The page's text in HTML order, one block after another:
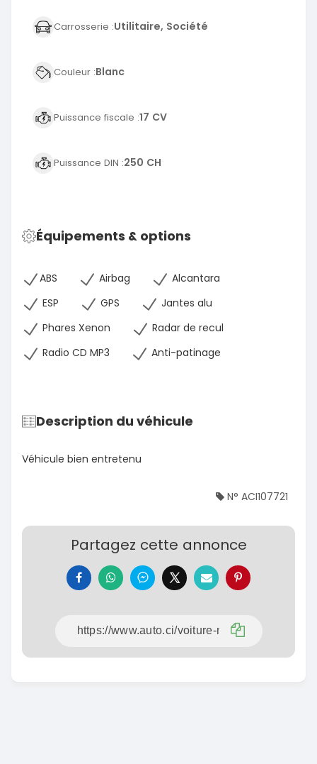
Carrosserie :Utilitaire, Société
Couleur :Blanc
Puissance fiscale :17 CV
Puissance DIN :250 CH
Équipements & options
ABS Airbag
Alcantara
ESP
GPS
Jantes alu
Phares Xenon
Radar de recul
Radio CD MP3
Anti-patinage
Description du véhicule
Véhicule bien entretenu
N° ACI107721
Partagez cette annonce